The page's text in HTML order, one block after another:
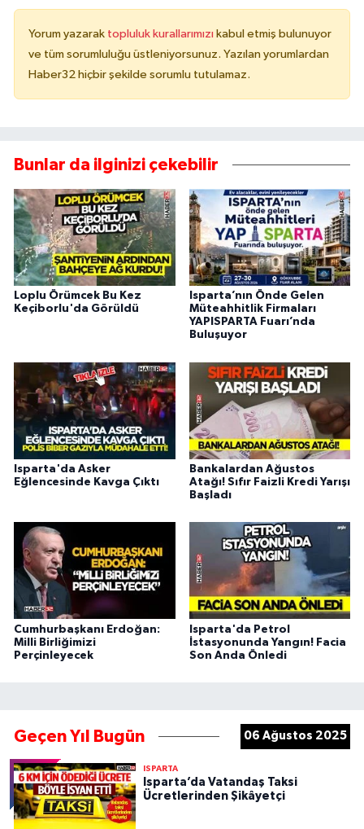
Yorum yazarak topluluk kurallarımızı kabul etmiş bulunuyor
ve tüm sorumluluğu üstleniyorsunuz. Yazılan yorumlardan
Haber32 hiçbir şekilde sorumlu tutulamaz.
Bunlar da ilginizi çekebilir
Loplu Örümcek Bu Kez
Keçiborlu'da Görüldü
Isparta’nın Önde Gelen
Müteahhitlik Firmaları
YAPISPARTA Fuarı’nda
Buluşuyor
Isparta'da Asker
Eğlencesinde Kavga Çıktı
Bankalardan Ağustos
Atağı! Sıfır Faizli Kredi Yarışı
Başladı
Cumhurbaşkanı Erdoğan:
Milli Birliğimizi
Perçinleyecek
Isparta'da Petrol
İstasyonunda Yangın! Facia
Son Anda Önledi
Geçen Yıl Bugün 06 Ağustos 2025
ISPARTA
Isparta’da Vatandaş Taksi
Ücretlerinden Şikâyetçi